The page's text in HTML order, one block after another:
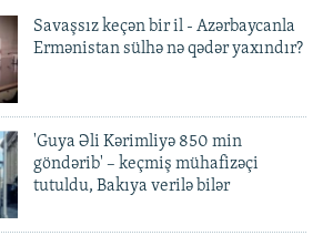
Savaşsız keçən bir il - Azərbaycanla
Ermənistan sülhə nə qədər yaxındır?
'Guya Əli Kərimliyə 850 min
göndərib' – keçmiş mühafizəçi
tutuldu, Bakıya verilə bilər